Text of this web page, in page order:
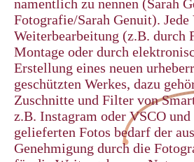
namentlich zu nennen (Sarah
Fotografie/Sarah Genuit). Jede
Weiterbearbeitung (z.B. durch
Montage oder durch
Erstellung eines neuen
geschützten Werkes, dazu
Zuschnitte und Filter von
z.B. Instagram oder VSCO und
gelieferten Fotos bedarf der
Genehmigung durch die